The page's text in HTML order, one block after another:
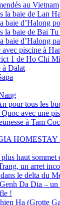
au Vietnam
la baie de Lan Ha
baie d’Halong
la baie de Bai
baie d’Halong
piscine à
1 de Ho Chi
à Dalat
pour tous les
avec une
à Tam Coc
HOMESTAY
haut
un arret
le delta du
Da Dia –
!
Ha (Grotte